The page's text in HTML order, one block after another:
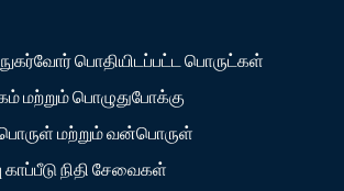
நுகர்வோர் பொதியிடப்பட்ட பொருட்கள்
மற்றும் பொழுதுபோக்கு
மற்றும் வன்பொருள்
காப்பீடு நிதி சேவைகள்